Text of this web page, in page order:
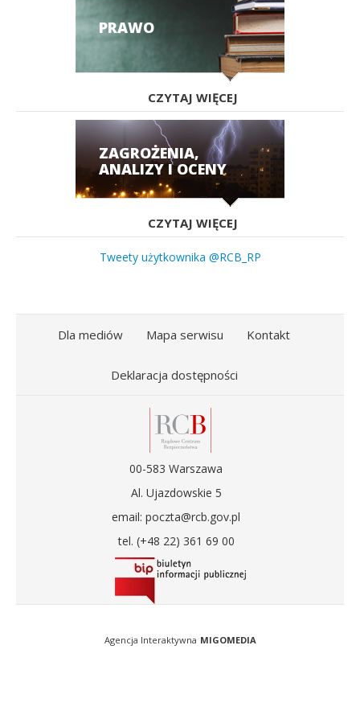
PRAWO
CZYTAJ WIĘCEJ
ZAGROŻENIA,
ANALIZY I OCENY
CZYTAJ WIĘCEJ
Tweety użytkownika @RCB_RP
Dla mediów Mapa serwisu Kontakt
Deklaracja dostępności
00-583 Warszawa
Al. Ujazdowskie 5
email: poczta@rcb.gov.pl
tel. (+48 22) 361 69 00
Agencja Interaktywna MIGOMEDIA